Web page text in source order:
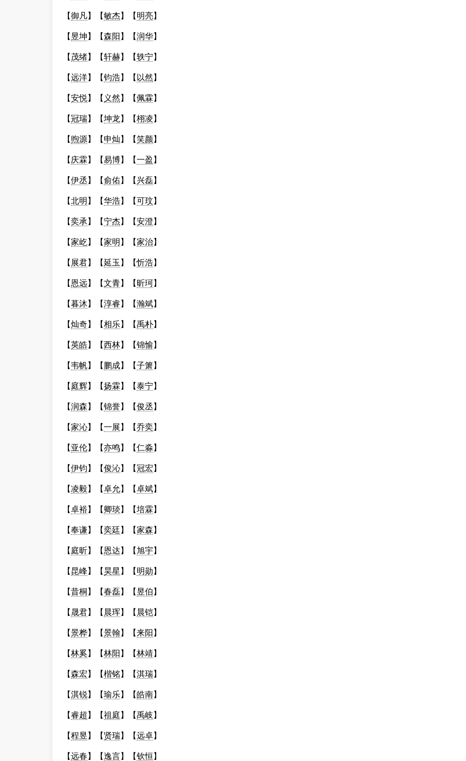
【御凡】【敏杰】【 明亮】
【 昱坤 】【森阳 】【润华】
【 茂绪】【轩赫】【轶宁】
【远洋】【钧浩】【 以然 】
【安悦】【 义然 】【佩霖 】
【冠瑞】【坤龙 】【栩凌 】
【 煦源】【 申灿 】【笑颜】
【 庆霖 】【易博】【一盈 】
【伊丞 】【俞佑】【 兴磊】
【北明 】【华浩】【可玟】
【奕承 】【宁杰】【安澄 】
【家屹】【家明 】【家治】
【 展君】【延玉 】【忻浩】
【 恩远】【文青】【 昕珂】
【暮沐】【淳睿 】【瀚斌】
【灿奇】【相乐】【禹朴】
【英皓】【西林】【锦愉 】
【韦帆】【 鹏成】【子箫 】
【 庭辉 】【扬霖 】【泰宁】
【润森 】【锦誉】【俊丞 】
【家沁】【一展 】【乔奕 】
【 亚伦】【亦鸣】【仁淼 】
【伊钧 】【俊沁】【冠宏 】
【凌毅】【卓允】【卓斌】
【卓裕】【 卿琰】【培霖 】
【奉谦】【奕廷 】【家森 】
【 庭昕】【 恩达 】【 旭宇】
【 昆峰 】【 昊星 】【 明勋 】
【昔桐 】【春磊】【 昱伯 】
【 晟君】【 晨珲】【 晨铠】
【景桦】【景翰 】【来阳 】
【林奚】【林阳 】【林靖】
【森宏 】【楷铭 】【淇瑞】
【淇锐】【瑜乐】【皓南】
【睿超 】【祖庭 】【禹岐 】
【程昱 】【 贤瑞】【远卓】
【远春 】【逸言】【钦恒 】